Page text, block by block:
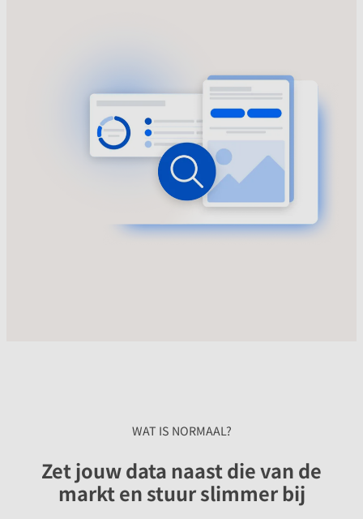
WAT IS NORMAAL?
Zet jouw data naast die van de
markt en stuur slimmer bij